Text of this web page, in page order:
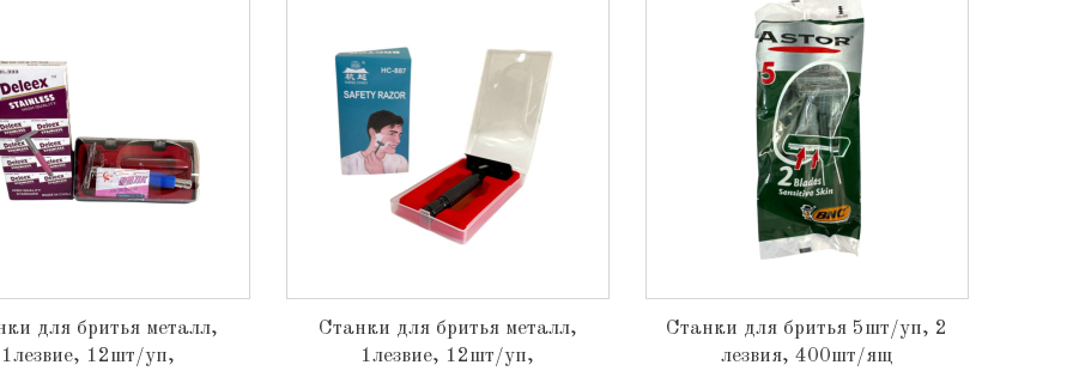
для бритья металл,
1лезвие, 12шт/уп,
Станки для бритья металл,
1лезвие, 12шт/уп,
Станки для бритья 5шт/уп, 2
лезвия, 400шт/ящ